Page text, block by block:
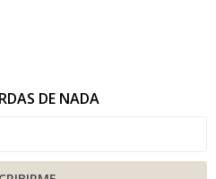
DE NADA